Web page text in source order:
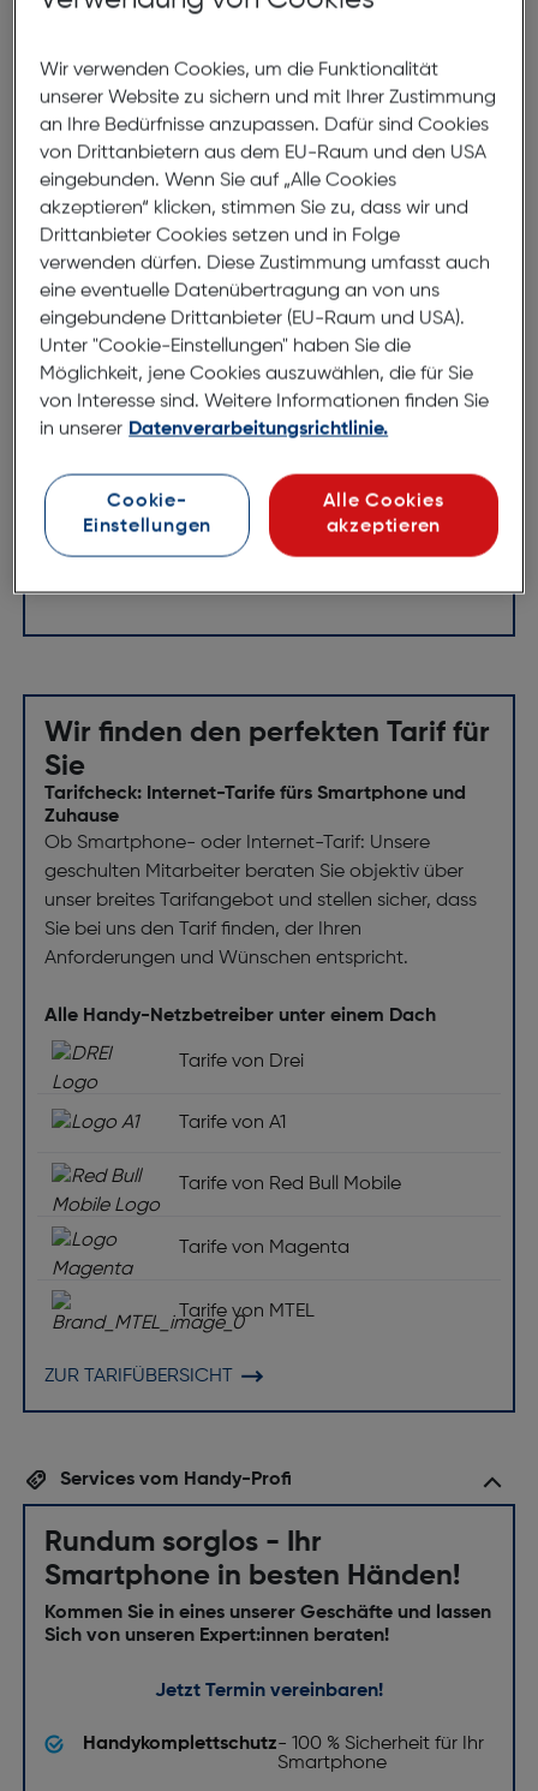
Produktbeschreibung
Felixx Premium Daten Ladekabel
Quick Charge USB auf USB
USB Typ A - USB Typ C
Schnelles Aufladen und Synchronisieren deines
Smartphones oder Tablet mit USB Typ C
Anschluss z. B. im Auto oder Büro ohne
-150cm).
Unterstützt Android Auto und Quick Charge 2.4 A
Kabel: strapazierfähiges geflochtenes Spiral-
Wir finden den perfekten Tarif für
Sie
Tarifcheck: Internet-Tarife fürs Smartphone und
Zuhause
Ob Smartphone- oder Internet-Tarif: Unsere
geschulten Mitarbeiter beraten Sie objektiv über
unser breites Tarifangebot und stellen sicher, dass
Sie bei uns den Tarif finden, der Ihren
Anforderungen und Wünschen entspricht.
Alle Handy-Netzbetreiber unter einem Dach
Tarife von Drei
Tarife von A1
Tarife von Red Bull Mobile
Tarife von Magenta
Tarife von MTEL
ZUR TARIFÜBERSICHT
Services vom Handy-Profi
Rundum sorglos - Ihr
Smartphone in besten Händen!
Kommen Sie in eines unserer Geschäfte und lassen
Sich von unseren Expert:innen beraten!
Jetzt Termin vereinbaren!
Handykomplettschutz- 100 % Sicherheit für Ihr
Smartphone
Wir verwenden Cookies, um die Funktionalität
unserer Website zu sichern und mit Ihrer Zustimmung
an Ihre Bedürfnisse anzupassen. Dafür sind Cookies
von Drittanbietern aus dem EU-Raum und den USA
eingebunden. Wenn Sie auf „Alle Cookies
akzeptieren“ klicken, stimmen Sie zu, dass wir und
Drittanbieter Cookies setzen und in Folge
verwenden dürfen. Diese Zustimmung umfasst auch
eine eventuelle Datenübertragung an von uns
eingebundene Drittanbieter (EU-Raum und USA).
Unter "Cookie-Einstellungen" haben Sie die
Möglichkeit, jene Cookies auszuwählen, die für Sie
von Interesse sind. Weitere Informationen finden Sie
in unserer Datenverarbeitungsrichtlinie.
Cookie-
Einstellungen
Alle Cookies
akzeptieren